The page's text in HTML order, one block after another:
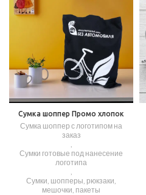
Сумка шоппер Промо хлопок
Сумка шоппер с логотипом на
заказ
,
Сумки готовые под нанесение
логотипа
,
Сумки, шопперы, рюкзаки,
мешочки, пакеты